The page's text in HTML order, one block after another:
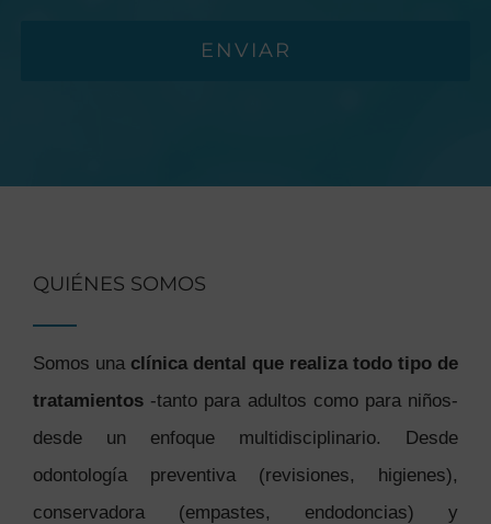
ENVIAR
QUIÉNES SOMOS
Somos una clínica dental que realiza todo tipo de
tratamientos -tanto para adultos como para niños-
desde un enfoque multidisciplinario. Desde
odontología preventiva (revisiones, higienes),
conservadora (empastes, endodoncias) y